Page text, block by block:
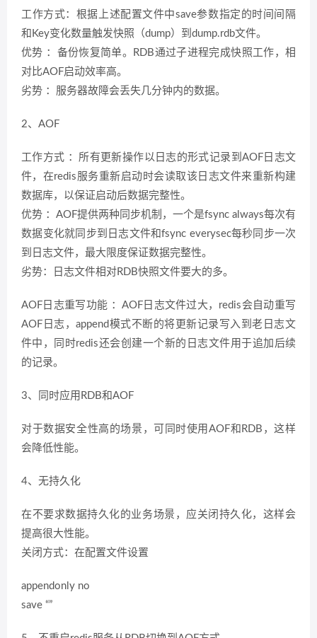
工作方式：根据上述配置文件中save参数指定的时间间隔
和Key变化数量触发快照（dump）到dump.rdb文件。
优势 ：备份恢复简单。RDB通过子进程完成快照工作，相
对比AOF启动效率高。
劣势 ：服务器故障会丢失几分钟内的数据。
2、AOF
工作方式 ：所有更新操作以日志的形式记录到AOF日志文
件，在redis服务重新启动时会读取该日志文件来重新构建
数据库，以保证启动后数据完整性。
优势 ：AOF提供两种同步机制，一个是fsync always每次有
数据变化就同步到日志文件和fsync everysec每秒同步一次
到日志文件，最大限度保证数据完整性。
劣势：日志文件相对RDB快照文件要大的多。
AOF日志重写功能 ：AOF日志文件过大，redis会自动重写
AOF日志，append模式不断的将更新记录写入到老日志文
件中，同时redis还会创建一个新的日志文件用于追加后续
的记录。
3、同时应用RDB和AOF
对于数据安全性高的场景，可同时使用AOF和RDB，这样
会降低性能。
4、无持久化
在不要求数据持久化的业务场景，应关闭持久化，这样会
提高很大性能。
关闭方式：在配置文件设置
appendonly no
save “”